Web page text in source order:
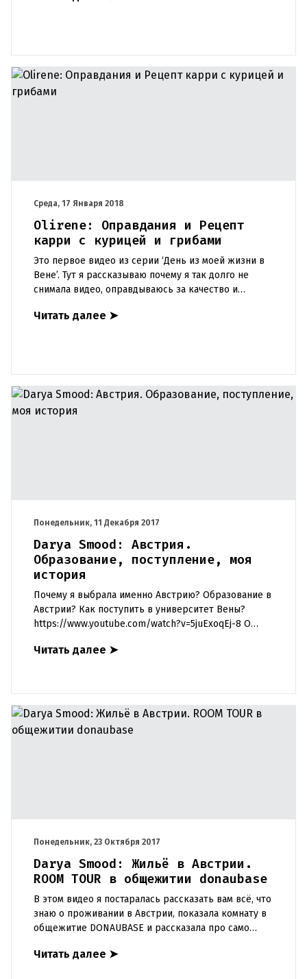
Среда, 17 Января 2018
Olirene: Оправдания и Рецепт
карри с курицей и грибами
Это первое видео из серии ‘День из моей жизни в
Вене’. Тут я рассказываю почему я так долго не
снимала видео, оправдываюсь за качество и
https://www.yout
Читать далее ➤
Понедельник, 11 Декабря 2017
Darya Smood: Австрия.
Образование, поступление, моя
история
Почему я выбрала именно Австрию? Образование в
Австрии? Как поступить в университет Вены?
https://www.youtube.com/watch?v=5juExoqEj-8 О
Смуд, я студентка и
Читать далее ➤
Понедельник, 23 Октября 2017
Darya Smood: Жильё в Австрии.
ROOM TOUR в общежитии donaubase
В этом видео я постаралась рассказать вам всё, что
знаю о проживании в Австрии, показала комнату в
общежитие DONAUBASE и рассказала про само
v=HRRO460lr1Q О ка
Читать далее ➤